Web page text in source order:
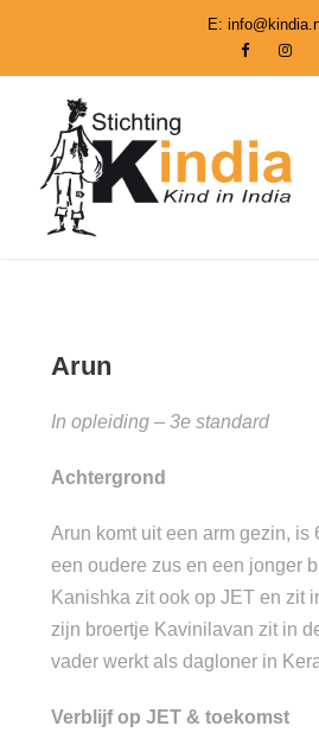
E:
Arun
In opleiding – 3e standard
Achtergrond
Arun komt uit een arm gezin, is
een oudere zus en een jonger
Kanishka zit ook op JET en zit
zijn broertje Kavinilavan zit in
vader werkt als dagloner in
Verblijf op JET & toekomst